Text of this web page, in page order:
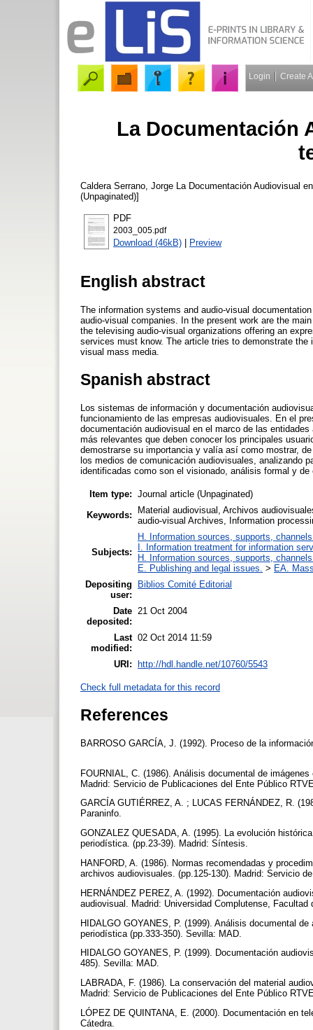
Login Create
La Documentación
Caldera Serrano, Jorge La Documentación Audiovisual
(Unpaginated)]
PDF
2003_005.pdf
Download (46kB) | Preview
English abstract
The information systems and audio-visual
audio-visual companies. In the present work are the
the televising audio-visual organizations offering an
services must know. The article tries to demonstrate
visual mass media.
Spanish abstract
Los sistemas de información y documentación
funcionamiento de las empresas audiovisuales. En el
documentación audiovisual en el marco de las
más relevantes que deben conocer los principales
demostrarse su importancia y valía así como mostrar,
los medios de comunicación audiovisuales, analizando
identificadas como son el visionado, análisis formal y de
Item type: Journal article (Unpaginated)
Keywords:
Material audiovisual, Archivos
audio-visual Archives, Information
Subjects:
H. Information sources, supports,
I. Information treatment for information
H. Information sources, supports,
E. Publishing and legal issues. > EA.
Depositing
user:
Biblios Comité Editorial
Date
deposited:
21 Oct 2004
Last
modified:
02 Oct 2014 11:59
URI: http://hdl.handle.net/10760/5543
Check full metadata for this record
References
BARROSO GARCÍA, J. (1992). Proceso de la
FOURNIAL, C. (1986). Análisis documental de
Madrid: Servicio de Publicaciones del Ente Público
GARCÍA GUTIÉRREZ, A. ; LUCAS FERNÁNDEZ, R.
Paraninfo.
GONZALEZ QUESADA, A. (1995). La evolución
periodística. (pp.23-39). Madrid: Síntesis.
HANFORD, A. (1986). Normas recomendadas y
archivos audiovisuales. (pp.125-130). Madrid: Servicio
HERNÁNDEZ PEREZ, A. (1992). Documentación
audiovisual. Madrid: Universidad Complutense,
HIDALGO GOYANES, P. (1999). Análisis documental
periodística (pp.333-350). Sevilla: MAD.
HIDALGO GOYANES, P. (1999). Documentación
485). Sevilla: MAD.
LABRADA, F. (1986). La conservación del material
Madrid: Servicio de Publicaciones del Ente Público
LÓPEZ DE QUINTANA, E. (2000). Documentación en
Cátedra.